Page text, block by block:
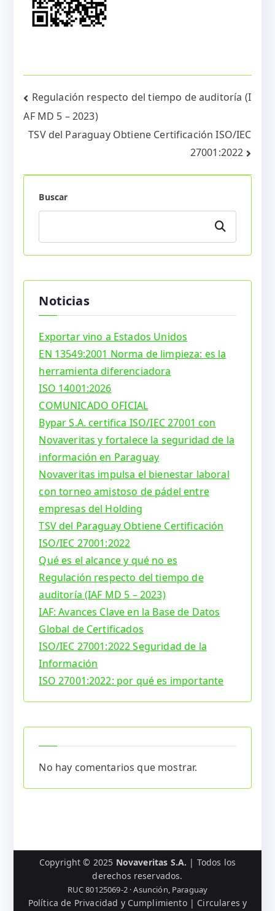
Navegación
de
Regulación respecto del tiempo de auditoría (I
AF MD 5 – 2023)
TSV del Paraguay Obtiene Certificación ISO/IEC
27001:2022
Buscar
Buscar
Noticias
Exportar vino a Estados Unidos
EN 13549:2001 Norma de limpieza: es la
herramienta diferenciadora
ISO 14001:2026
COMUNICADO OFICIAL
Bypar S.A. certifica ISO/IEC 27001 con
Novaveritas y fortalece la seguridad de la
información en Paraguay
Novaveritas impulsa el bienestar laboral
con torneo amistoso de pádel entre
empresas del Holding
TSV del Paraguay Obtiene Certificación
ISO/IEC 27001:2022
Qué es el alcance y qué no es
Regulación respecto del tiempo de
auditoría (IAF MD 5 – 2023)
IAF: Avances Clave en la Base de Datos
Global de Certificados
ISO/IEC 27001:2022 Seguridad de la
Información
ISO 27001:2022: por qué es importante
No hay comentarios que mostrar.
Copyright © 2025 Novaveritas S.A. | Todos los
derechos reservados.
RUC 80125069-2 · Asunción, Paraguay
Política de Privacidad y Cumplimiento| Circulares y